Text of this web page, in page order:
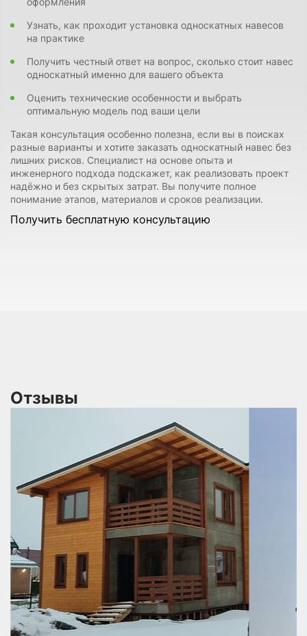
Узнать, как проходит установка односкатных навесов
на практике
Получить честный ответ на вопрос, сколько стоит навес
односкатный именно для вашего объекта
Оценить технические особенности и выбрать
оптимальную модель под ваши цели
Такая консультация особенно полезна, если вы в поисках
разные варианты и хотите заказать односкатный навес без
лишних рисков. Специалист на основе опыта и
инженерного подхода подскажет, как реализовать проект
надёжно и без скрытых затрат. Вы получите полное
понимание этапов, материалов и сроков реализации.
Получить бесплатную консультацию
Отзывы